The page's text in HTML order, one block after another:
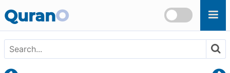
QuranO